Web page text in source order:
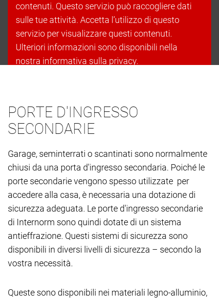
contenuti. Questo servizio può raccogliere dati
sulle tue attività. Accetta l’utilizzo di questo
servizio per visualizzare questi contenuti.
Ulteriori informazioni sono disponibili nella
nostra informativa sulla privacy.
PORTE D'INGRESSO
SECONDARIE
Garage, seminterrati o scantinati sono normalmente
chiusi da una porta d'ingresso secondaria. Poiché le
porte secondarie vengono spesso utilizzate per
accedere alla casa, è necessaria una dotazione di
sicurezza adeguata. Le porte d'ingresso secondarie
di Internorm sono quindi dotate di un sistema
antieffrazione. Questi sistemi di sicurezza sono
disponibili in diversi livelli di sicurezza – secondo la
vostra necessità.
Queste sono disponibili nei materiali legno-alluminio,